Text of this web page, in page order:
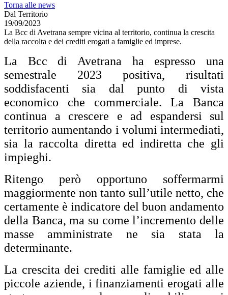
Torna alle news
Dal Territorio
19/09/2023
La Bcc di Avetrana sempre vicina al territorio, continua la crescita
della raccolta e dei crediti erogati a famiglie ed imprese.
La Bcc di Avetrana ha espresso una
semestrale 2023 positiva, risultati
soddisfacenti sia dal punto di vista
economico che commerciale. La Banca
continua a crescere e ad espandersi sul
territorio aumentando i volumi intermediati,
sia la raccolta diretta ed indiretta che gli
impieghi.
Ritengo però opportuno soffermarmi
maggiormente non tanto sull’utile netto, che
certamente è indicatore del buon andamento
della Banca, ma su come l’incremento delle
masse amministrate ne sia stata la
determinante.
La crescita dei crediti alle famiglie ed alle
piccole aziende, i finanziamenti erogati alle